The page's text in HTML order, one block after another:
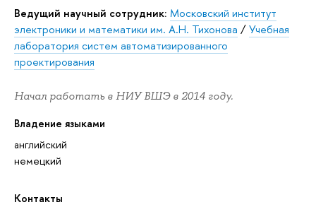
Ведущий научный сотрудник: Московский институт
электроники и математики им. А.Н. Тихонова /Учебная
лаборатория систем автоматизированного
проектирования
Начал работать в НИУ ВШЭ в 2014 году.
Владение языками
английский
немецкий
Контакты